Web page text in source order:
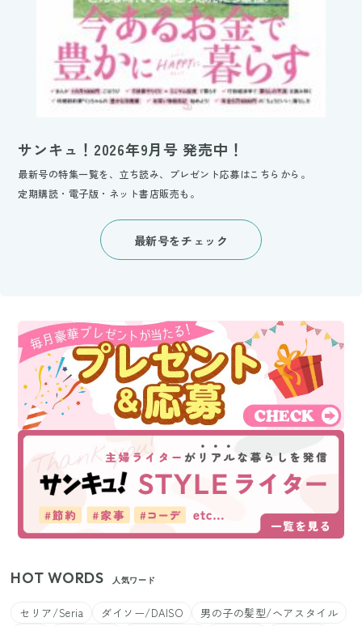
サンキュ！2026年9月号 発売中！
最新号の特集一覧を、立ち読み、プレゼント応募はこちらから。
定期購読・電子版・ネット書店販売も。
最新号をチェック
HOT WORDS 人気ワード
セリア/Seria ダイソー/DAISO
男の子の髪型/ヘアスタイル